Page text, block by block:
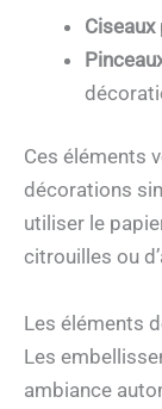
Ciseaux
Ces éléments
décorations
utiliser le
citrouilles ou
Les éléments
Les
ambiance